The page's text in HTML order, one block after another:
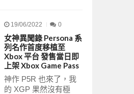
19/06/2022 0
女神異聞錄 Persona 系
列名作首度移植至
Xbox 平台 發售當日即
上架 Xbox Game Pass
神作 P5R 也來了，我
的 XGP 果然沒有極